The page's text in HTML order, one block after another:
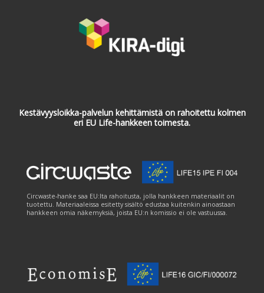
Kestävyysloikka-palvelun kehittämistä on rahoitettu kolmen
eri EU Life-hankkeen toimesta.
Circwaste-hanke saa EU:lta rahoitusta, jolla hankkeen materiaalit on
tuotettu. Materiaaleissa esitetty sisältö edustaa kuitenkin ainoastaan
hankkeen omia näkemyksiä, joista EU:n komissio ei ole vastuussa.